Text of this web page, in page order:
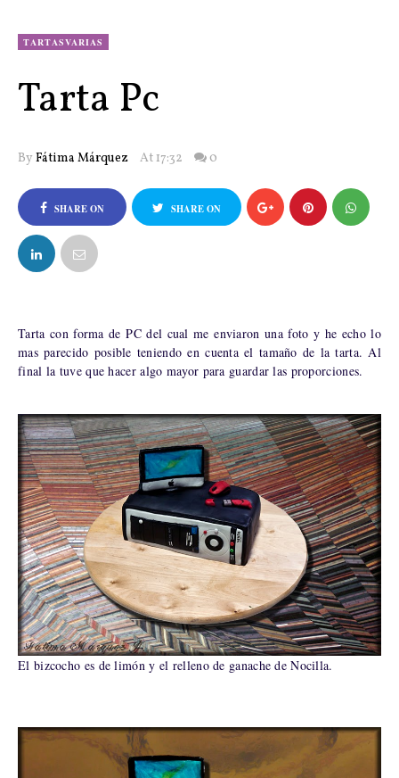
TARTASVARIAS
Tarta Pc
By Fátima Márquez At 17:32 0
SHARE ON
FACEBOOK
SHARE ON
Tarta con forma de PC del cual me enviaron una foto y he echo lo
mas parecido posible teniendo en cuenta el tamaño de la tarta. Al
final la tuve que hacer algo mayor para guardar las proporciones.
El bizcocho es de limón y el relleno de ganache de Nocilla.